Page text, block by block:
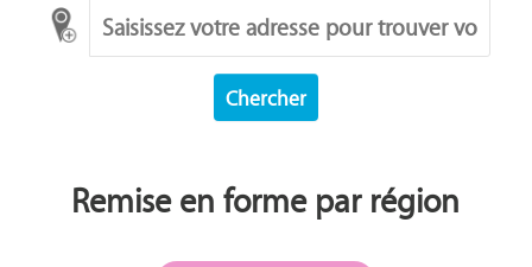
Chercher
Remise en forme par région